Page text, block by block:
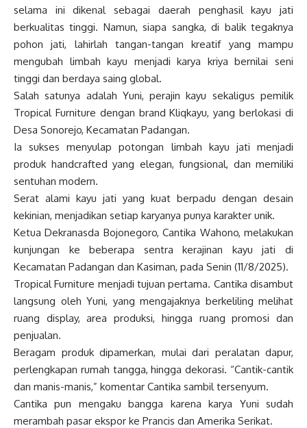
selama ini dikenal sebagai daerah penghasil kayu jati
berkualitas tinggi. Namun, siapa sangka, di balik tegaknya
pohon jati, lahirlah tangan-tangan kreatif yang mampu
mengubah limbah kayu menjadi karya kriya bernilai seni
tinggi dan berdaya saing global.
Salah satunya adalah Yuni, perajin kayu sekaligus pemilik
Tropical Furniture dengan brand Kliqkayu, yang berlokasi di
Desa Sonorejo, Kecamatan Padangan.
Ia sukses menyulap potongan limbah kayu jati menjadi
produk handcrafted yang elegan, fungsional, dan memiliki
sentuhan modern.
Serat alami kayu jati yang kuat berpadu dengan desain
kekinian, menjadikan setiap karyanya punya karakter unik.
Ketua Dekranasda Bojonegoro, Cantika Wahono, melakukan
kunjungan ke beberapa sentra kerajinan kayu jati di
Kecamatan Padangan dan Kasiman, pada Senin (11/8/2025).
Tropical Furniture menjadi tujuan pertama. Cantika disambut
langsung oleh Yuni, yang mengajaknya berkeliling melihat
ruang display, area produksi, hingga ruang promosi dan
penjualan.
Beragam produk dipamerkan, mulai dari peralatan dapur,
perlengkapan rumah tangga, hingga dekorasi. “Cantik-cantik
dan manis-manis,” komentar Cantika sambil tersenyum.
Cantika pun mengaku bangga karena karya Yuni sudah
merambah pasar ekspor ke Prancis dan Amerika Serikat.